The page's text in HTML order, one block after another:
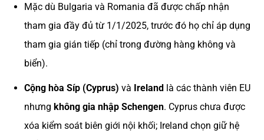
Mặc dù Bulgaria và Romania đã được chấp nhận
tham gia đầy đủ từ 1/1/2025, trước đó họ chỉ áp dụng
tham gia gián tiếp (chỉ trong đường hàng không và
biển).
Cộng hòa Síp (Cyprus) và Irelandlà các thành viên EU
nhưng không gia nhập Schengen. Cyprus chưa được
xóa kiểm soát biên giới nội khối; Ireland chọn giữ hệ